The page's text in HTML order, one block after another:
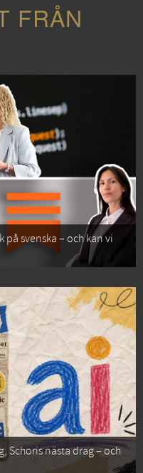
FRÅN
svenska – och kan vi
Schoris nästa drag – och